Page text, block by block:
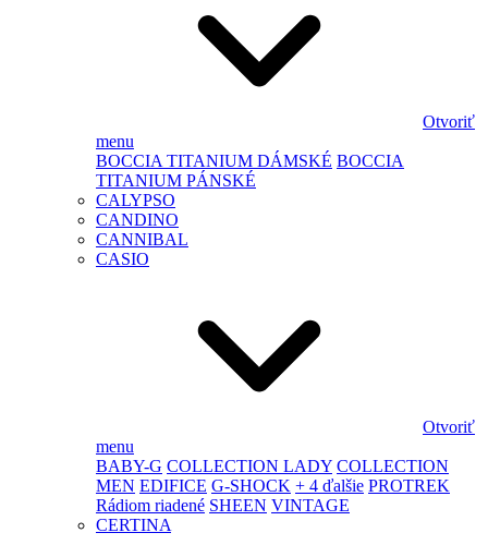
Otvoriť
menu
BOCCIA TITANIUM DÁMSKÉ BOCCIA
TITANIUM PÁNSKÉ
CALYPSO
CANDINO
CANNIBAL
CASIO
Otvoriť
menu
BABY-G COLLECTION LADY COLLECTION
MEN EDIFICE G-SHOCK + 4 ďalšie PROTREK
Rádiom riadené SHEEN VINTAGE
CERTINA